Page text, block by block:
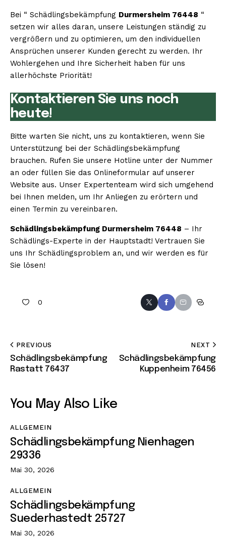
Bei “ Schädlingsbekämpfung Durmersheim 76448 “
setzen wir alles daran, unsere Leistungen ständig zu
vergrößern und zu optimieren, um den individuellen
Ansprüchen unserer Kunden gerecht zu werden. Ihr
Wohlergehen und Ihre Sicherheit haben für uns
allerhöchste Priorität!
Kontaktieren Sie uns noch
heute!
Bitte warten Sie nicht, uns zu kontaktieren, wenn Sie
Unterstützung bei der Schädlingsbekämpfung
brauchen. Rufen Sie unsere Hotline unter der Nummer
an oder füllen Sie das Onlineformular auf unserer
Website aus. Unser Expertenteam wird sich umgehend
bei Ihnen melden, um Ihr Anliegen zu erörtern und
einen Termin zu vereinbaren.
Schädlingsbekämpfung Durmersheim 76448 – Ihr
Schädlings-Experte in der Hauptstadt! Vertrauen Sie
uns Ihr Schädlingsproblem an, und wir werden es für
Sie lösen!
0
PREVIOUS
Schädlingsbekämpfung
Rastatt 76437
NEXT
Schädlingsbekämpfung
Kuppenheim 76456
You May Also Like
ALLGEMEIN
Schädlingsbekämpfung Nienhagen
29336
Mai 30, 2026
ALLGEMEIN
Schädlingsbekämpfung
Suederhastedt 25727
Mai 30, 2026